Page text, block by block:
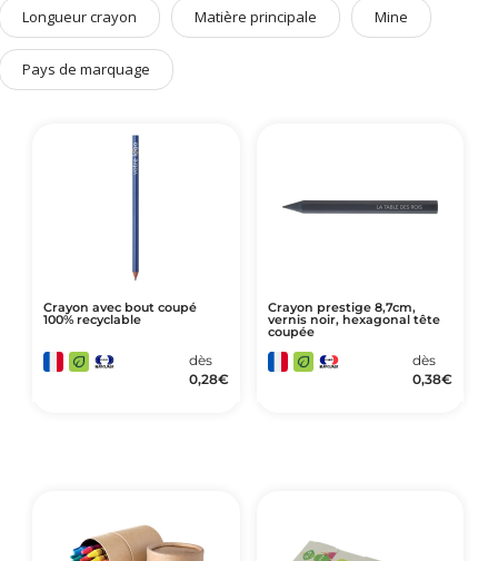
Art de Vivre à la Française
Plantes et Graines
Bien être & Sécurité
Accessoires Auto & Vélo
Temps Forts de l'Année
Evénement Entreprise
Longueur crayon Matière principale Mine
Pays de marquage
Crayon avec bout coupé
100% recyclable
dès
0,28€
Crayon prestige 8,7cm,
vernis noir, hexagonal tête
coupée
dès
0,38€